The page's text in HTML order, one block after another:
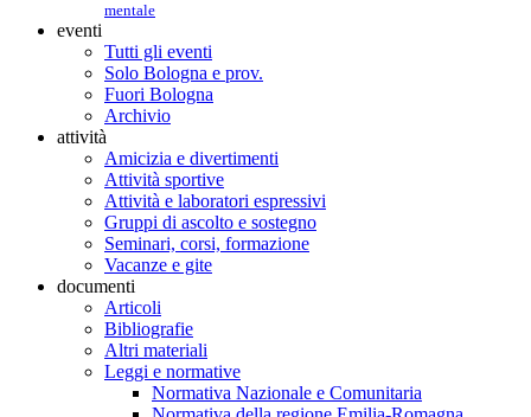
mentale
eventi
Tutti gli eventi
Solo Bologna e prov.
Fuori Bologna
Archivio
attività
Amicizia e divertimenti
Attività sportive
Attività e laboratori espressivi
Gruppi di ascolto e sostegno
Seminari, corsi, formazione
Vacanze e gite
documenti
Articoli
Bibliografie
Altri materiali
Leggi e normative
Normativa Nazionale e Comunitaria